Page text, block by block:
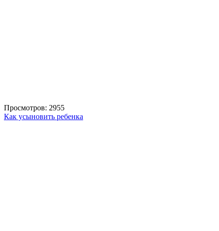
Просмотров: 2955
Как усыновить ребенка